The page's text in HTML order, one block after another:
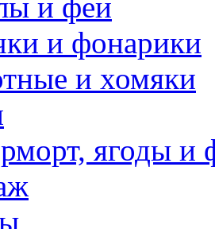
и феи
и фонарики
и хомяки
ягоды и